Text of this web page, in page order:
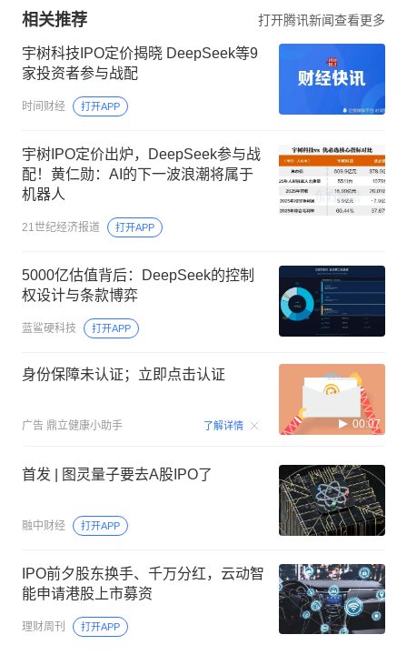
相关推荐 打开腾讯新闻查看更多
宇树科技IPO定价揭晓 DeepSeek等9
家投资者参与战配
时间财经 打开APP
宇树IPO定价出炉，DeepSeek参与战
配！黄仁勋：AI的下一波浪潮将属于
机器人
21世纪经济报道 打开APP
5000亿估值背后：DeepSeek的控制
权设计与条款博弈
蓝鲨硬科技 打开APP
身份保障未认证；立即点击认证
广告 鼎立健康小助手 了解详情 00:07
首发 | 图灵量子要去A股IPO了
融中财经 打开APP
IPO前夕股东换手、千万分红，云动智
能申请港股上市募资
理财周刊 打开APP